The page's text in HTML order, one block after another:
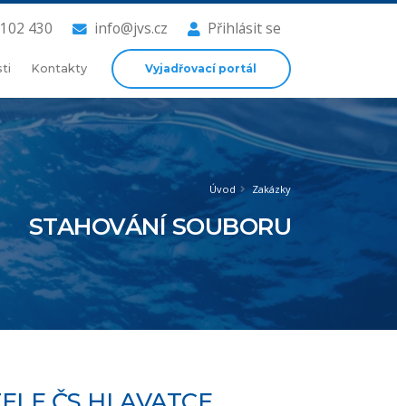
430 info@jvs.cz Přihlásit se
Kontakty Vyjadřovací portál
Úvod Zakázky
STAHOVÁNÍ SOUBORU